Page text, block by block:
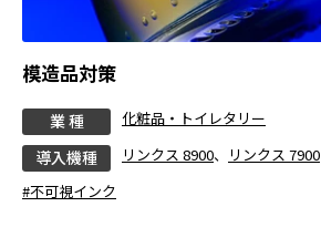
模造品対策
業 種 化粧品・トイレタリー
導入機種 リンクス 8900、 リンクス 7900
#不可視インク